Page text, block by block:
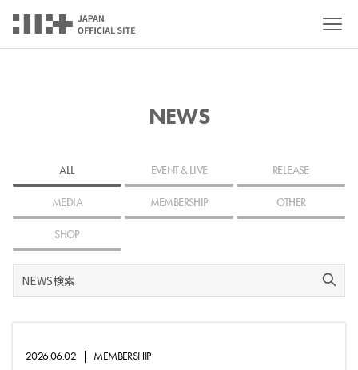
NEWS
ALL EVENT & LIVE RELEASE
MEDIA MEMBERSHIP OTHER
SHOP
2026.06.02 MEMBERSHIP